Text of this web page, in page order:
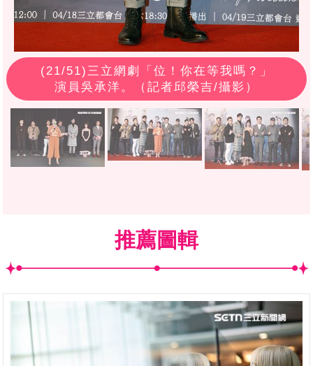
(21/51)三立網劇「位！你在等我嗎？」
演員吳承洋。（記者邱榮吉/攝影）
推薦圖輯